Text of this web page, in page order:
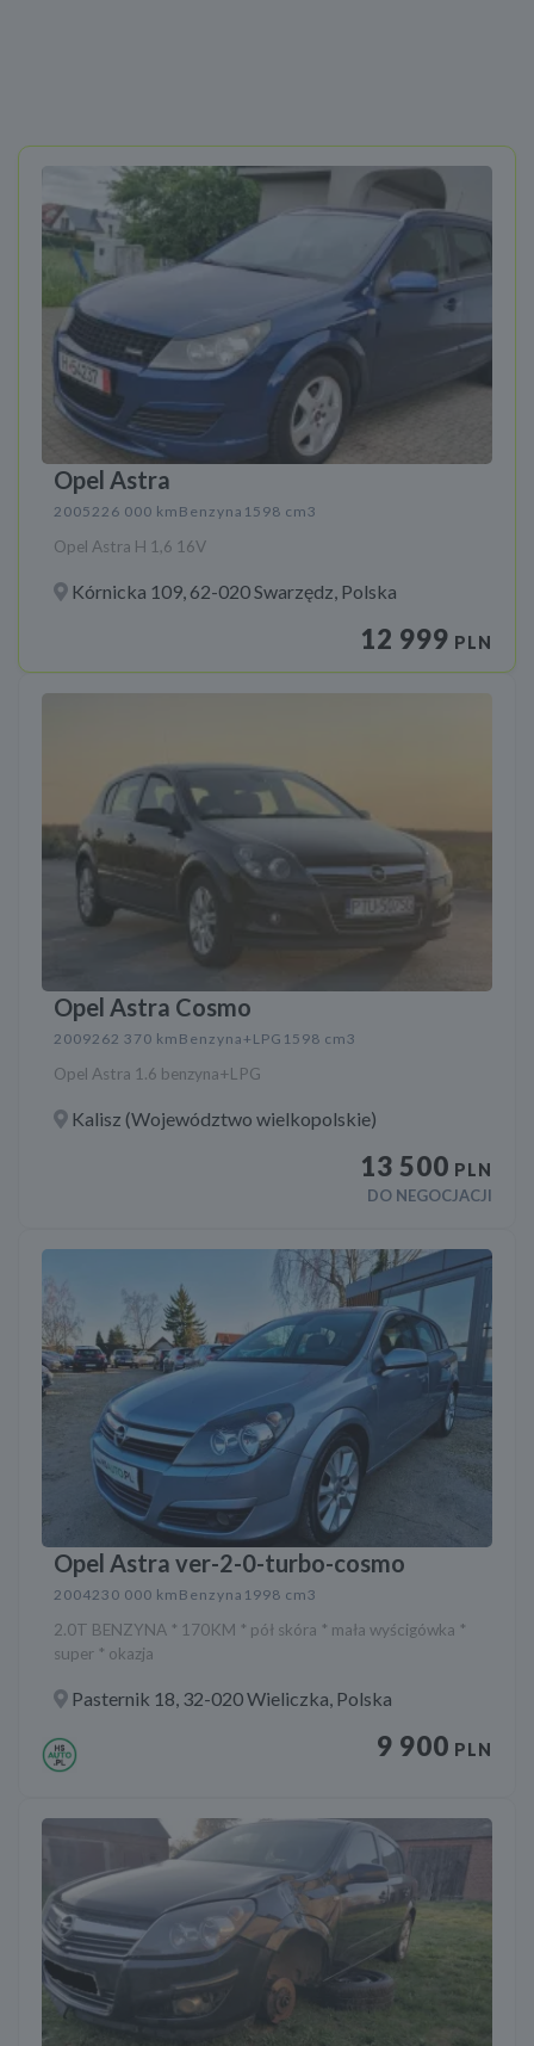
Opel Astra
2005226 000 km Benzyna 1598 cm3
Opel Astra H 1,6 16V
Kórnicka 109, 62-020 Swarzędz, Polska
12 999 PLN
Opel Astra Cosmo
2009262 370 km Benzyna+LPG 1598 cm3
Opel Astra 1.6 benzyna+LPG
Kalisz (Województwo wielkopolskie)
13 500 PLN
DO NEGOCJACJI
Opel Astra ver-2-0-turbo-cosmo
2004230 000 km Benzyna 1998 cm3
2.0T BENZYNA * 170KM * pół skóra * mała wyścigówka *
super * okazja
Pasternik 18, 32-020 Wieliczka, Polska
9 900 PLN